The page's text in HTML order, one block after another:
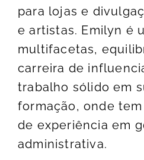
para lojas e
e artistas. Emilyn é
multifacetas,
carreira de
trabalho sólido em
formação, onde
de experiência em
administrativa.